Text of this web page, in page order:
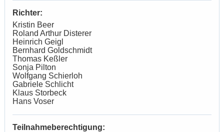
Richter:
Kristin Beer
Roland Arthur Disterer
Heinrich Geigl
Bernhard Goldschmidt
Thomas Keßler
Sonja Pilton
Wolfgang Schierloh
Gabriele Schlicht
Klaus Storbeck
Hans Voser
Teilnahmeberechtigung: